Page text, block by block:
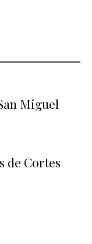
Miguel
de Cortes